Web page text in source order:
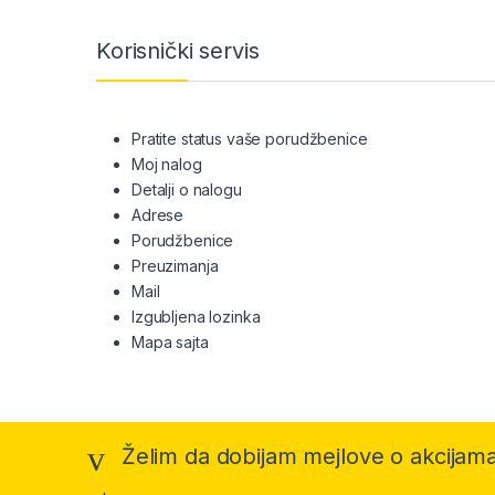
Brands Carousel
Korisnički servis
Pratite status vaše porudžbenice
Moj nalog
Detalji o nalogu
Adrese
Porudžbenice
Preuzimanja
Mail
Izgubljena lozinka
Mapa sajta
Želim da dobijam mejlove o